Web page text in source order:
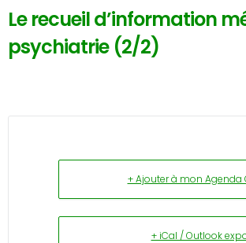
Le recueil d’information
psychiatrie (2/2)
+ Ajouter à mon Agenda
+ iCal / Outlook